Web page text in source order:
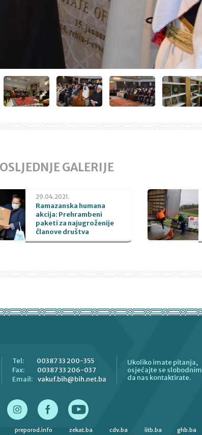
GALERIJE
29.04.2021.
Ramazanska humana
akcija: Prehrambeni
paketi za najugroženije
članove društva
Tel:
00387 33 200-355
Fax:
00387 33 206-037
Email:
vakuf.bih@bih.net.ba
Ukoliko imate pitanja,
osjećajte se slobodnim
da nas kontaktirate.
preporod.info zekat.ba cdv.ba iitb.ba ghb.ba